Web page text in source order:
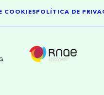
COOKIESPOLÍTICA DE